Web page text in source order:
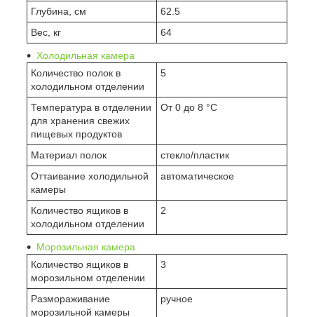
Глубина, см
62.5
Вес, кг
64
Холодильная камера
Количество полок в
холодильном отделении
5
Температура в отделении
для хранения свежих
пищевых продуктов
От 0 до 8 °C
Материал полок
стекло/пластик
Оттаивание холодильной
камеры
автоматическое
Количество ящиков в
холодильном отделении
2
Морозильная камера
Количество ящиков в
морозильном отделении
3
Размораживание
морозильной камеры
ручное